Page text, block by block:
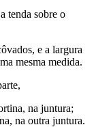
tenda sobre o
e a largura
mesma medida.
na juntura;
na outra juntura.